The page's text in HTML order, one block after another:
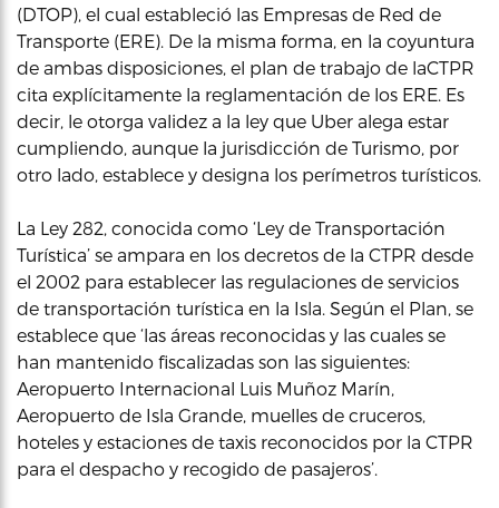
(DTOP), el cual estableció las Empresas de Red de
Transporte (ERE). De la misma forma, en la coyuntura
de ambas disposiciones, el plan de trabajo de laCTPR
cita explícitamente la reglamentación de los ERE. Es
decir, le otorga validez a la ley que Uber alega estar
cumpliendo, aunque la jurisdicción de Turismo, por
otro lado, establece y designa los perímetros turísticos.
La Ley 282, conocida como ‘Ley de Transportación
Turística’ se ampara en los decretos de la CTPR desde
el 2002 para establecer las regulaciones de servicios
de transportación turística en la Isla. Según el Plan, se
establece que ‘las áreas reconocidas y las cuales se
han mantenido fiscalizadas son las siguientes:
Aeropuerto Internacional Luis Muñoz Marín,
Aeropuerto de Isla Grande, muelles de cruceros,
hoteles y estaciones de taxis reconocidos por la CTPR
para el despacho y recogido de pasajeros’.